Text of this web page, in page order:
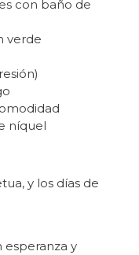
con baño de
verde
níquel
y los días de
y